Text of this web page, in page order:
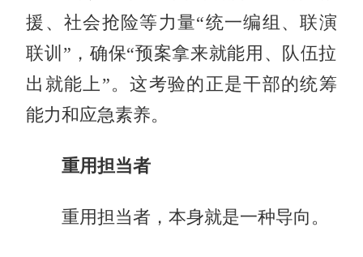
援、社会抢险等力量“统一编组、联演
联训”，确保“预案拿来就能用、队伍拉
出就能上”。这考验的正是干部的统筹
能力和应急素养。
重用担当者
重用担当者，本身就是一种导向。